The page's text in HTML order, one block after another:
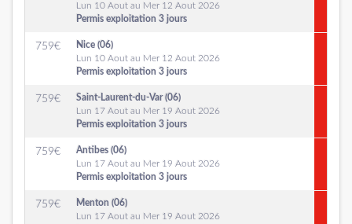
Lun 10 Aout au Mer 12 Aout 2026
Permis exploitation 3 jours
759€
Nice (06)
Lun 10 Aout au Mer 12 Aout 2026
Permis exploitation 3 jours
759€
Saint-Laurent-du-Var (06)
Lun 17 Aout au Mer 19 Aout 2026
Permis exploitation 3 jours
759€
Antibes (06)
Lun 17 Aout au Mer 19 Aout 2026
Permis exploitation 3 jours
759€
Menton (06)
Lun 17 Aout au Mer 19 Aout 2026